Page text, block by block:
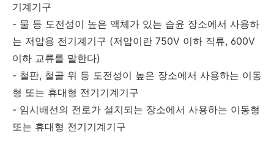
기계기구
- 물 등 도전성이 높은 액체가 있는 습윤 장소에서 사용하
는 저압용 전기계기구 (저압이란 750V 이하 직류, 600V
이하 교류를 말한다)
- 철판, 철골 위 등 도전성이 높은 장소에서 사용하는 이동
형 또는 휴대형 전기기계기구
- 임시배선의 전로가 설치되는 장소에서 사용하는 이동형
또는 휴대형 전기기계기구